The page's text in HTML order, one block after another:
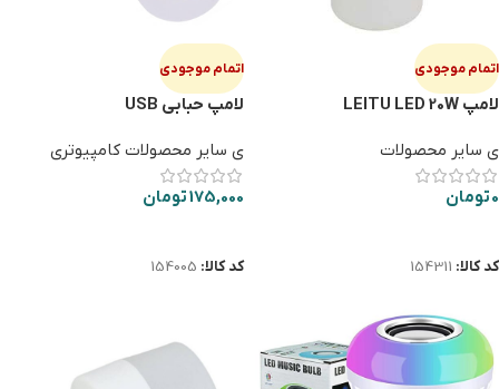
اتمام موجودی
لامپ LEITU LED 20W
ی سایر محصولات
0تومان
کد کالا: 154311
اتمام موجودی
لامپ حبابي USB
ی سایر محصولات کامپیوتری
175,000تومان
کد کالا: 154005